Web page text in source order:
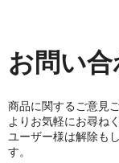
お問い
商品に関するご意見
よりお気軽にお尋ね
ユーザー様は解除も
す。